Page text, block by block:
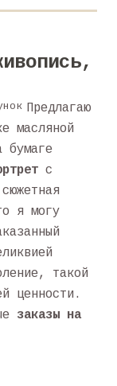
Предлагаю
масляной
бумаге
с
я могу
такой
ценности.
заказы на